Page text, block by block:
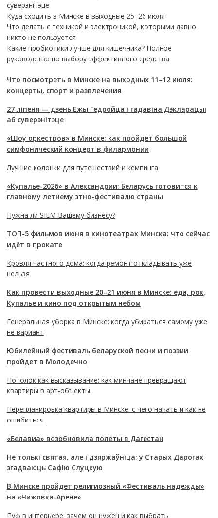
суверэнітэце
Куда сходить в Минске в выходные 25–26 июля
Что делать с техникой и электроникой, которыми давно
никто не пользуется
Какие пробиотики лучше для кишечника? Полное
руководство по выбору эффективного средства
Что посмотреть в Минске на выходных 11–12 июля:
концерты, спорт и развлечения
27 ліпеня — дзень Ежы Гедройца і гадавіна Дэкларацыі
аб суверэнітэце
«Шоу оркестров» в Минске: как пройдёт большой
симфонический концерт в филармонии
Лучшие колонки для путешествий и кемпинга
«Купалье-2026» в Александрии: Беларусь готовится к
главному летнему этно-фестивалю страны
Нужна ли SIEM Вашему бизнесу?
ТОП-5 фильмов июня в кинотеатрах Минска: что сейчас
идёт в прокате
Кровля частного дома: когда ремонт откладывать уже
нельзя
Как провести выходные 20–21 июня в Минске: еда, рок,
Купалье и кино под открытым небом
Генеральная уборка в Минске: когда убираться самому уже
не вариант
Юбилейный фестиваль беларуской песни и поэзии
пройдет в Молодечно
Потолок как высказывание: как минчане превращают
квартиры в арт-объекты
Перепланировка квартиры в Минске: с чего начать и как не
ошибиться
«Белавиа» возобновила полеты в Дагестан
Не толькі святая, але і дзяржаўніца: у Старых Дарогах
згадваюць Сафію Слуцкую
В Минске пройдет религиозный «Фестиваль надежды»
на «Чижовка-Арене»
Пуф в интерьере: зачем он нужен и как выбрать